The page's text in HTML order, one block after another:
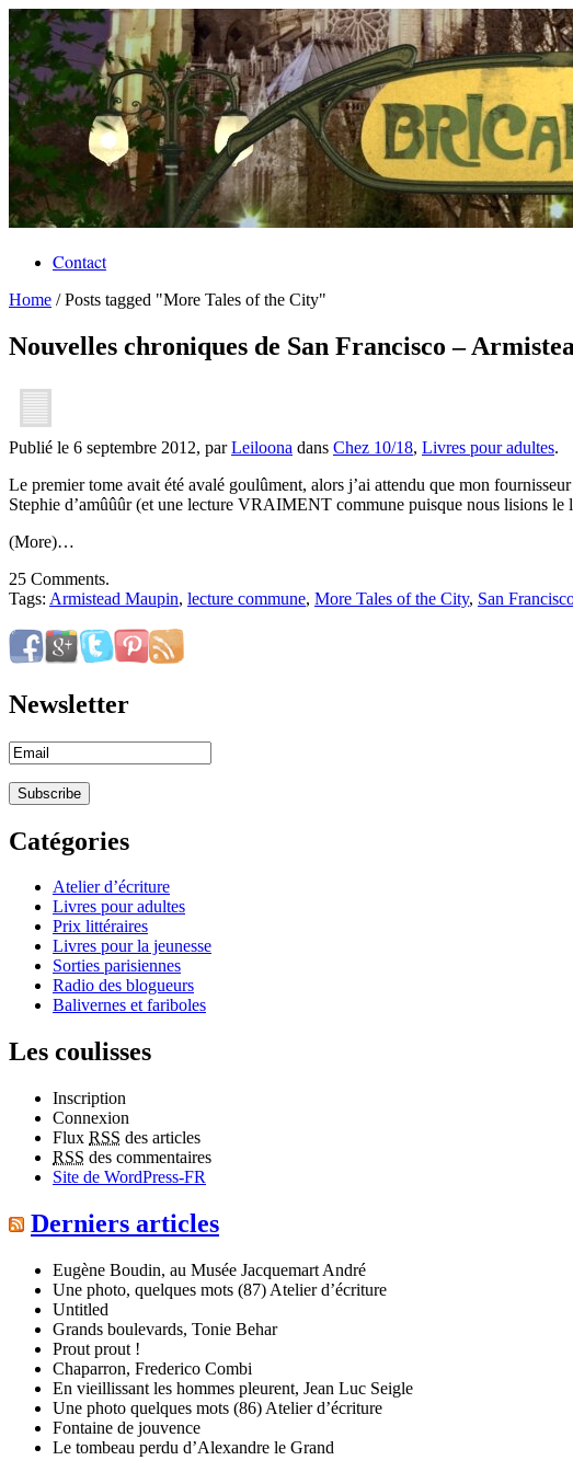
Contact
Home /Posts tagged "More Tales of the City"
Nouvelles chroniques de San Francisco –
Publié le 6 septembre 2012, parLeiloona dans Chez 10/18, Livres pour adultes.
Le premier tome avait été avalé goulûment, alors j’ai attendu que mon
Stephie d’amûûûr (et une lecture VRAIMENT commune puisque nous lisions le
(More)…
25 Comments.
Tags: Armistead Maupin, lecture commune, More Tales of the City, San
Newsletter
Catégories
Atelier d’écriture
Livres pour adultes
Prix littéraires
Livres pour la jeunesse
Sorties parisiennes
Radio des blogueurs
Balivernes et fariboles
Les coulisses
Inscription
Connexion
Flux RSS des articles
RSS des commentaires
Site de WordPress-FR
Derniers articles
Eugène Boudin, au Musée Jacquemart André
Une photo, quelques mots (87) Atelier d’écriture
Untitled
Grands boulevards, Tonie Behar
Prout prout !
Chaparron, Frederico Combi
En vieillissant les hommes pleurent, Jean Luc Seigle
Une photo quelques mots (86) Atelier d’écriture
Fontaine de jouvence
Le tombeau perdu d’Alexandre le Grand